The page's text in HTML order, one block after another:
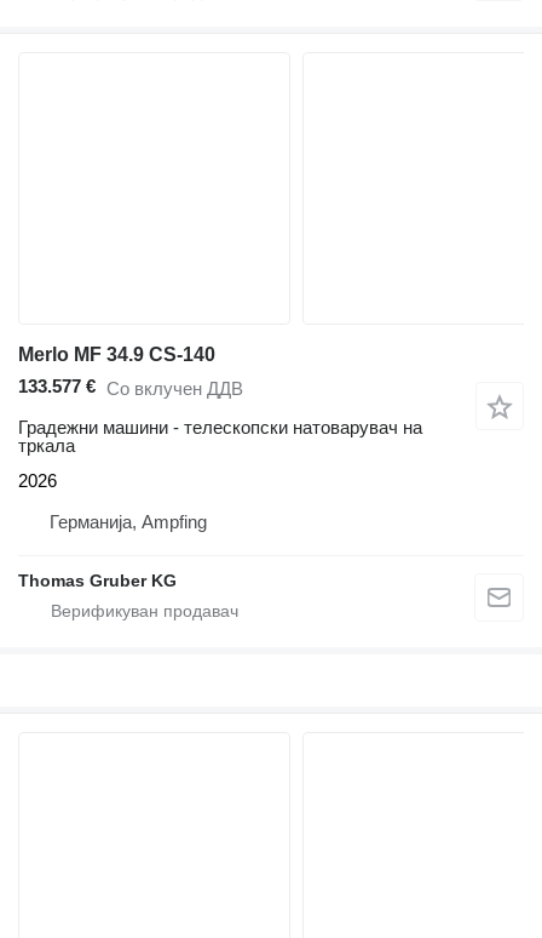
Merlo MF 34.9 CS-140
133.577 € Со вклучен ДДВ
Градежни машини - телескопски натоварувач на
тркала
2026
Германија, Ampfing
Thomas Gruber KG